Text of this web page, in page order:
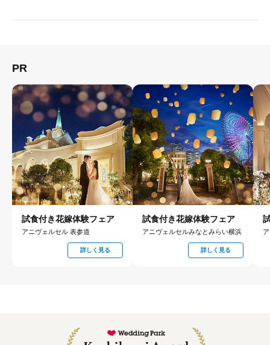
PR
試食付き花嫁体験フェア
アニヴェルセル 表参道
詳しく見る
試食付き花嫁体験フェア
アニヴェルセルみなとみらい横浜
詳しく見る